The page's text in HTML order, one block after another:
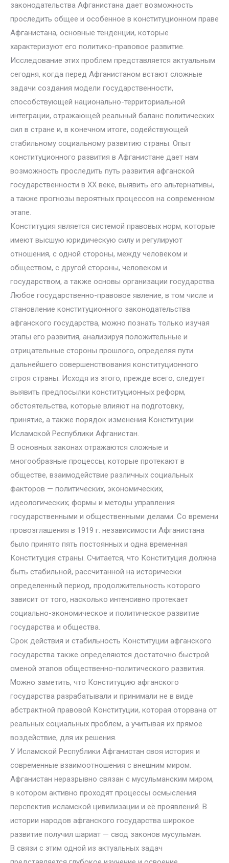
законодательства Афганистана дает возможность
проследить общее и особенное в конституционном праве
Афганистана, основные тенденции, которые
характеризуют его политико-правовое развитие.
Исследование этих проблем представляется актуальным
сегодня, когда перед Афганистаном встают сложные
задачи создания модели государственности,
способствующей национально-территориальной
интеграции, отражающей реальный баланс политических
сил в стране и, в конечном итоге, содействующей
стабильному социальному развитию страны. Опыт
конституционного развития в Афганистане дает нам
возможность проследить путь развития афганской
государственности в XX веке, выявить его альтернативы,
а также прогнозы вероятных процессов на современном
этапе.
Конституция является системой правовых норм, которые
имеют высшую юридическую силу и регулируют
отношения, с одной стороны, между человеком и
обществом, с другой стороны, человеком и
государством, а также основы организации государства.
Любое государственно-правовое явление, в том числе и
становление конституционного законодательства
афганского государства, можно познать только изучая
этапы его развития, анализируя положительные и
отрицательные стороны прошлого, определяя пути
дальнейшего совершенствования конституционного
строя страны. Исходя из этого, прежде всего, следует
выявить предпосылки конституционных реформ,
обстоятельства, которые влияют на подготовку,
принятие, а также порядок изменения Конституции
Исламской Республики Афганистан.
В основных законах отражаются сложные и
многообразные процессы, которые протекают в
обществе, взаимодействие различных социальных
факторов — политических, экономических,
идеологических; формы и методы управления
государственными и общественными делами. Со времени
провозглашения в 1919 г. независимости Афганистана
было принято пять постоянных и одна временная
Конституция страны. Считается, что Конституция должна
быть стабильной, рассчитанной на исторически
определенный период, продолжительность которого
зависит от того, насколько интенсивно протекает
социально-экономическое и политическое развитие
государства и общества.
Срок действия и стабильность Конституции афганского
государства также определяются достаточно быстрой
сменой этапов общественно-политического развития.
Можно заметить, что Конституцию афганского
государства разрабатывали и принимали не в виде
абстрактной правовой Конституции, которая оторвана от
реальных социальных проблем, а учитывая их прямое
воздействие, для их решения.
У Исламской Республики Афганистан своя история и
современные взаимоотношения с внешним миром.
Афганистан неразрывно связан с мусульманским миром,
в котором активно проходят процессы осмысления
перспектив исламской цивилизации и её проявлений. В
истории народов афганского государства широкое
развитие получил шариат — свод законов мусульман.
В связи с этим одной из актуальных задач